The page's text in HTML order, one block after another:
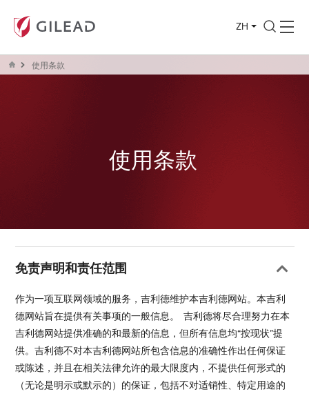
ZH
使用条款
使用条款
免责声明和责任范围
作为一项互联网领域的服务，吉利德维护本吉利德网站。本吉利
德网站旨在提供有关事项的一般信息。 吉利德将尽合理努力在本
吉利德网站提供准确的和最新的信息，但所有信息均“按现状”提
供。吉利德不对本吉利德网站所包含信息的准确性作出任何保证
或陈述，并且在相关法律允许的最大限度内，不提供任何形式的
（无论是明示或默示的）的保证，包括不对适销性、特定用途的